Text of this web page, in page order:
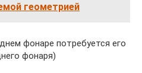
геометрией
фонаре потребуется его
фонаря)